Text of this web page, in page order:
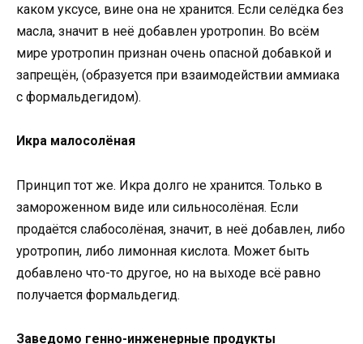
каком уксусе, вине она не хранится. Если селёдка без
масла, значит в неё добавлен уротропин. Во всём
мире уротропин признан очень опасной добавкой и
запрещён, (образуется при взаимодействии аммиака
с формальдегидом).
Икра малосолёная
Принцип тот же. Икра долго не хранится. Только в
замороженном виде или сильносолёная. Если
продаётся слабосолёная, значит, в неё добавлен, либо
уротропин, либо лимонная кислота. Может быть
добавлено что-то другое, но на выходе всё равно
получается формальдегид.
Заведомо генно-инженерные продукты